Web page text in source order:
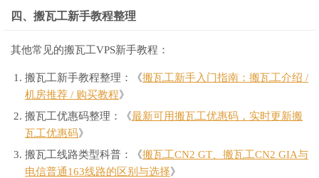
四、搬瓦工新手教程整理
其他常见的搬瓦工VPS新手教程：
搬瓦工新手教程整理：《搬瓦工新手入门指南：搬瓦工介绍 /
机房推荐 / 购买教程》
搬瓦工优惠码整理：《最新可用搬瓦工优惠码，实时更新搬
瓦工优惠码》
搬瓦工线路类型科普：《搬瓦工CN2 GT、搬瓦工CN2 GIA与
电信普通163线路的区别与选择》